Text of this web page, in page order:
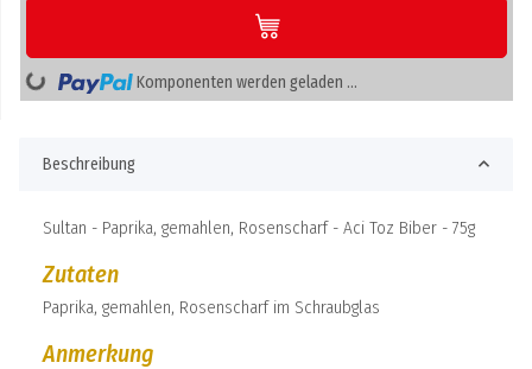
Loading... Komponenten werden geladen ...
Beschreibung
Sultan - Paprika, gemahlen, Rosenscharf - Aci Toz Biber - 75g
Zutaten
Paprika, gemahlen, Rosenscharf im Schraubglas
Anmerkung